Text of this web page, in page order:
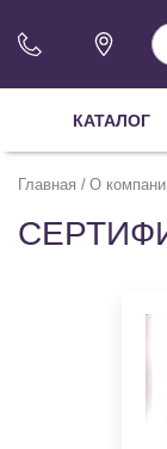
КАТАЛОГ
Главная О